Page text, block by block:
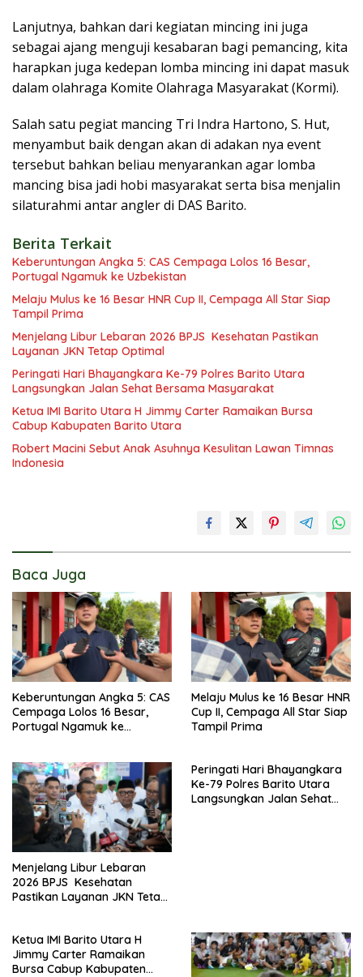
Lanjutnya, bahkan dari kegiatan mincing ini juga
sebagai ajang menguji kesabaran bagi pemancing, kita
harapkan juga kedepan lomba mincing ini dapat masuk
dalam olahraga Komite Olahraga Masyarakat (Kormi).
Salah satu pegiat mancing Tri Indra Hartono, S. Hut,
menyambut baik dengan akan di adakan nya event
tersebut bahkan beliau menyarankan agar lomba
mancing bisa jadi hobi masyarakat serta bisa menjalin
silaturahmi antar angler di DAS Barito.
Berita Terkait
Keberuntungan Angka 5: CAS Cempaga Lolos 16 Besar,
Portugal Ngamuk ke Uzbekistan
Melaju Mulus ke 16 Besar HNR Cup II, Cempaga All Star Siap
Tampil Prima
Menjelang Libur Lebaran 2026 BPJS Kesehatan Pastikan
Layanan JKN Tetap Optimal
Peringati Hari Bhayangkara Ke-79 Polres Barito Utara
Langsungkan Jalan Sehat Bersama Masyarakat
Ketua IMI Barito Utara H Jimmy Carter Ramaikan Bursa
Cabup Kabupaten Barito Utara
Robert Macini Sebut Anak Asuhnya Kesulitan Lawan Timnas
Indonesia
Baca Juga
Keberuntungan Angka 5: CAS
Cempaga Lolos 16 Besar,
Portugal Ngamuk ke
Melaju Mulus ke 16 Besar HNR
Cup II, Cempaga All Star Siap
Tampil Prima
Menjelang Libur Lebaran
2026 BPJS Kesehatan
Pastikan Layanan JKN Tetap
Peringati Hari Bhayangkara
Ke-79 Polres Barito Utara
Langsungkan Jalan Sehat
Ketua IMI Barito Utara H
Jimmy Carter Ramaikan
Bursa Cabup Kabupaten